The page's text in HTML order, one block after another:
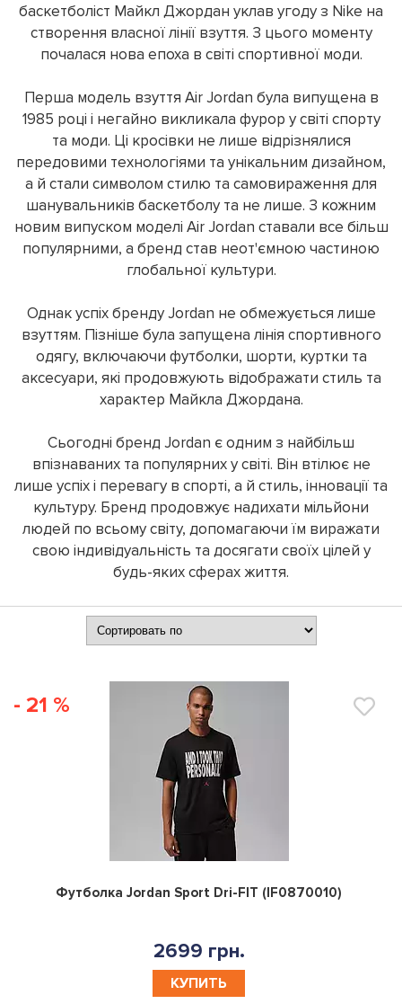
баскетболіст Майкл Джордан уклав угоду з Nike на
створення власної лінії взуття. З цього моменту
почалася нова епоха в світі спортивної моди.
Перша модель взуття Air Jordan була випущена в
1985 році і негайно викликала фурор у світі спорту
та моди. Ці кросівки не лише відрізнялися
передовими технологіями та унікальним дизайном,
а й стали символом стилю та самовираження для
шанувальників баскетболу та не лише. З кожним
новим випуском моделі Air Jordan ставали все більш
популярними, а бренд став неот'ємною частиною
глобальної культури.
Однак успіх бренду Jordan не обмежується лише
взуттям. Пізніше була запущена лінія спортивного
одягу, включаючи футболки, шорти, куртки та
аксесуари, які продовжують відображати стиль та
характер Майкла Джордана.
Сьогодні бренд Jordan є одним з найбільш
впізнаваних та популярних у світі. Він втілює не
лише успіх і перевагу в спорті, а й стиль, інновації та
культуру. Бренд продовжує надихати мільйони
людей по всьому світу, допомагаючи їм виражати
свою індивідуальність та досягати своїх цілей у
будь-яких сферах життя.
- 21 %
0
Футболка Jordan Sport Dri-FIT (IF0870010)
2699 грн.
КУПИТЬ